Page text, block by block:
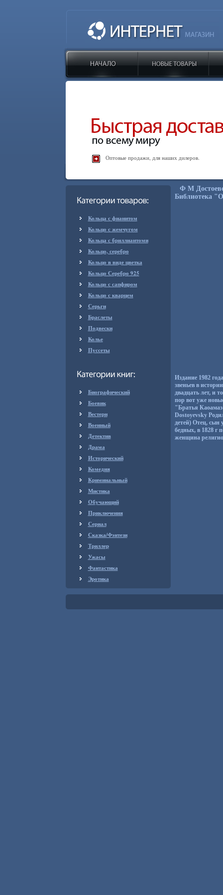
Оптовые продажи, для наших дилеров.
Кольца с фианитом
Кольцо с жемчугом
Кольца с бриллиантоми
Кольцо, серебро
Кольцо в виде цветка
Кольцо Серебро 925
Кольцо с сапфиром
Кольцо с кварцем
Серьги
Браслеты
Подвески
Колье
Пуссеты
Биографический
Боевик
Вестерн
Военный
Детектив
Драма
Исторический
Комедия
Криминальный
Мистика
Обучающий
Приключения
Сериал
Сказка/Фэнтези
Триллер
Ужасы
Фантастика
Эротика
Ф М
Библиотека
Издание 1982
звеньев в
двадцать лет, и
пор вот уже
"Братья
Dostoyevsky
детей) Отец, сын
бедных, в 1828 г
женщина